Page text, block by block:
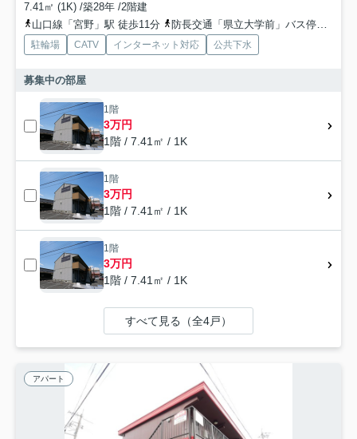
7.41㎡ (1K) /築28年 /2階建
山口線「宮野」駅 徒歩11分
防長交通「県立大学前」バス停下車 徒歩分
駐輪場 CATV インターネット対応 公共下水
募集中の部屋
1階
3万円
1階 / 7.41㎡ / 1K
1階
3万円
1階 / 7.41㎡ / 1K
1階
3万円
1階 / 7.41㎡ / 1K
すべて見る（全4戸）
アパート